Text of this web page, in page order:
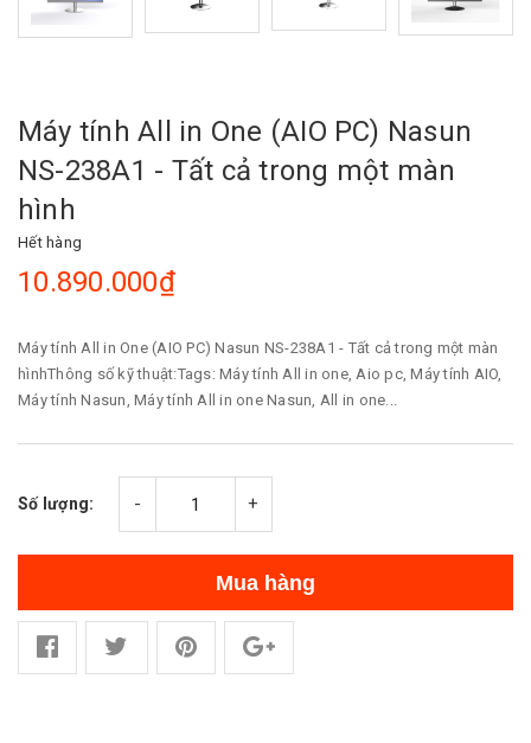
Máy tính All in One (AIO PC) Nasun
NS-238A1 - Tất cả trong một màn
hình
Hết hàng
10.890.000₫
Máy tính All in One (AIO PC) Nasun NS-238A1 - Tất cả trong một màn
hìnhThông số kỹ thuật:Tags: Máy tính All in one, Aio pc, Máy tính AIO,
Máy tính Nasun, Máy tính All in one Nasun, All in one...
Số lượng: - +
Mua hàng